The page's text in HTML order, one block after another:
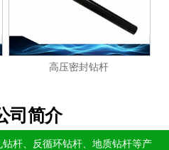
高压密封钻杆
司简介
杆、反循环钻杆、地质钻杆等产